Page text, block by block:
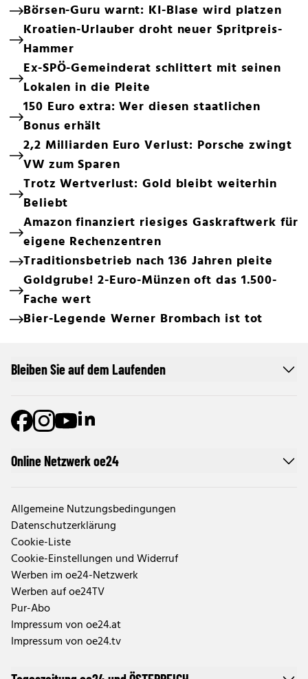
Börsen-Guru warnt: KI-Blase wird platzen
Kroatien-Urlauber droht neuer Spritpreis-
Hammer
Ex-SPÖ-Gemeinderat schlittert mit seinen
Lokalen in die Pleite
150 Euro extra: Wer diesen staatlichen
Bonus erhält
2,2 Milliarden Euro Verlust: Porsche zwingt
VW zum Sparen
Trotz Wertverlust: Gold bleibt weiterhin
Beliebt
Amazon finanziert riesiges Gaskraftwerk für
eigene Rechenzentren
Traditionsbetrieb nach 136 Jahren pleite
Goldgrube! 2-Euro-Münzen oft das 1.500-
Fache wert
Bier-Legende Werner Brombach ist tot
Online Netzwerk oe24
Allgemeine Nutzungsbedingungen
Datenschutzerklärung
Cookie-Liste
Cookie-Einstellungen und Widerruf
Werben im oe24-Netzwerk
Werben auf oe24TV
Pur-Abo
Impressum von oe24.at
Impressum von oe24.tv
Bleiben Sie auf dem Laufenden